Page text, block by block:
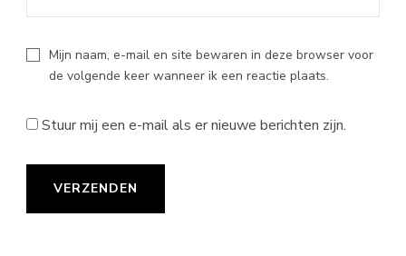
Mijn naam, e-mail en site bewaren in deze browser voor
de volgende keer wanneer ik een reactie plaats.
Stuur mij een e-mail als er nieuwe berichten zijn.